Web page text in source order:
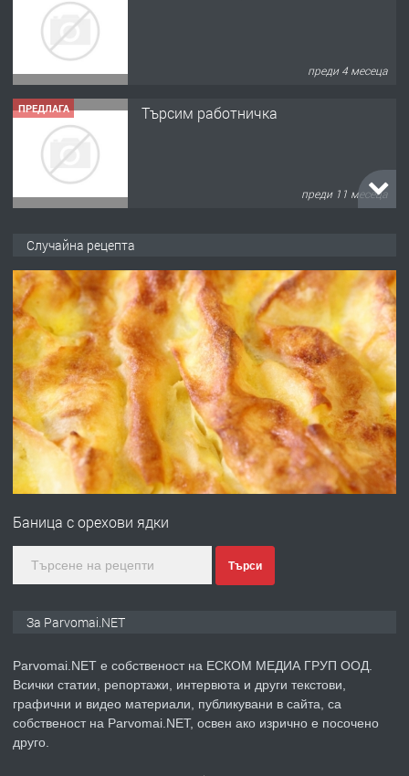
преди 4 месеца
ПРЕДЛАГА Търсим работничка
преди 11 месеца
преди 1 година
ПРЕДЛАГА Работа за общи работници
преди 1 година
ПРЕДЛАГА
Първи поход "По стъпките на Ангел
преди 1 година
ПРЕДЛАГА Уроци по Математика
Случайна рецепта
Баница с орехови ядки
Търси
За Parvomai.NET
Parvomai.NET е собственост на ЕСКОМ МЕДИА ГРУП ООД.
Всички статии, репортажи, интервюта и други текстови,
графични и видео материали, публикувани в сайта, са
собственост на Parvomai.NET, освен ако изрично е посочено
друго.